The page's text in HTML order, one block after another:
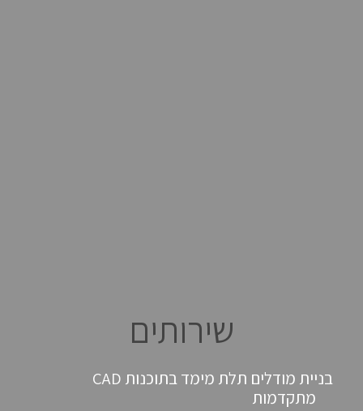
שירותים
בניית מודלים תלת מימד בתוכנות CAD
מתקדמות